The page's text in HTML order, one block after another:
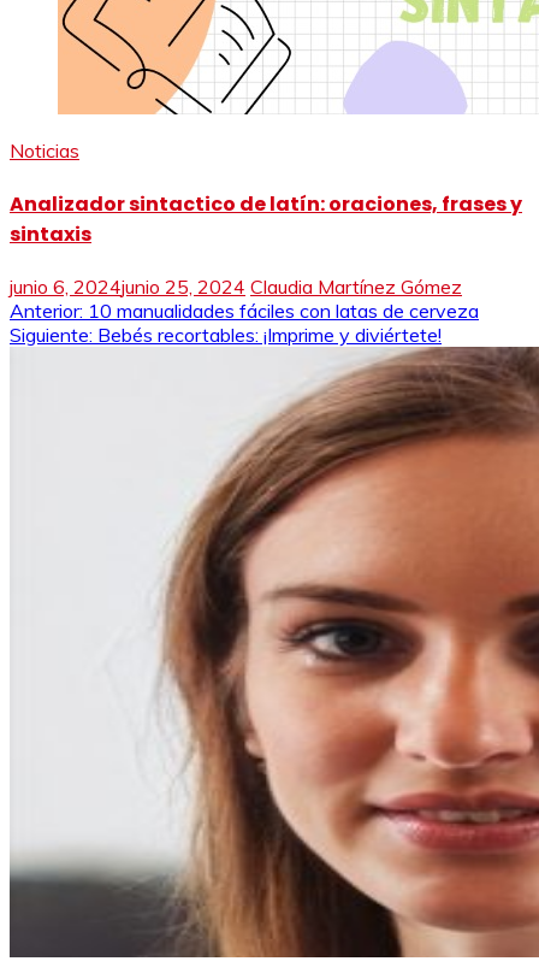
Noticias
Analizador sintactico de latín: oraciones, frases y
sintaxis
junio 6, 2024junio 25, 2024 Claudia Martínez Gómez
Navegación
de
Anterior: 10 manualidades fáciles con latas de cerveza
Siguiente: Bebés recortables: ¡Imprime y diviértete!